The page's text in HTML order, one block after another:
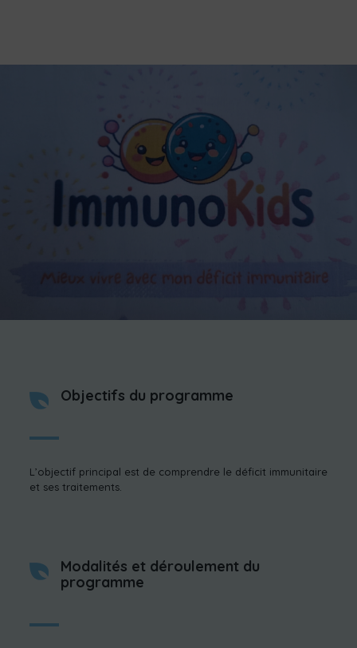
Objectifs du programme
L’objectif principal est de comprendre le déficit immunitaire
et ses traitements.
Modalités et déroulement du
programme